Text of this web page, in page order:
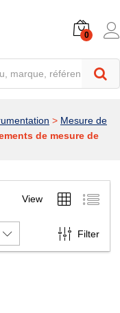
0
> Mesure de
de mesure de
View
Filter